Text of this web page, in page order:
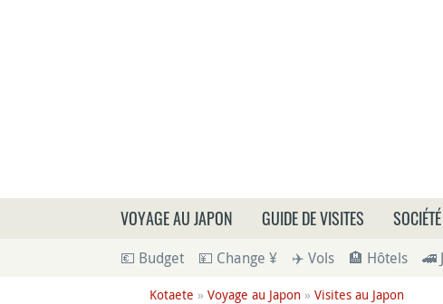
Que
VOYAGE AU JAPON GUIDE DE VISITES
💶 Budget 💴 Change ¥ ✈️ Vols 🏨 Hôtels 🚄
Kotaete » Voyage au Japon» Visites au Japon